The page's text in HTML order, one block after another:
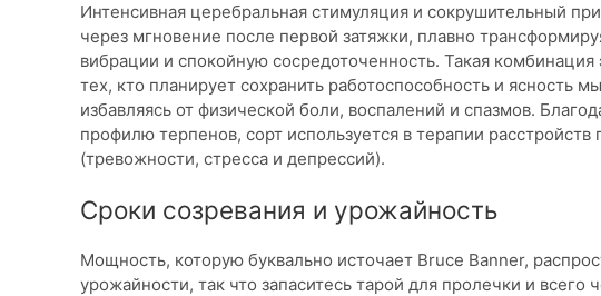
Интенсивная церебральная стимуляция и сокрушительный
через мгновение после первой затяжки, плавно
вибрации и спокойную сосредоточенность. Такая
тех, кто планирует сохранить работоспособность и ясность
избавляясь от физической боли, воспалений и спазмов.
профилю терпенов, сорт используется в терапии
(тревожности, стресса и депрессий).
Сроки созревания и урожайность
Мощность, которую буквально источает Bruce Banner,
урожайности, так что запаситесь тарой для пролечки и всего